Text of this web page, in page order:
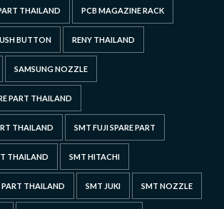
THAILAND PCB MAGAZINE RACK
BUTTON RENY THAILAND
SAMSUNG NOZZLE
PART THAILAND
THAILAND SMT FUJI SPARE PART
THAILAND SMT HITACHI
PART THAILAND SMT JUKI SMT NOZZLE